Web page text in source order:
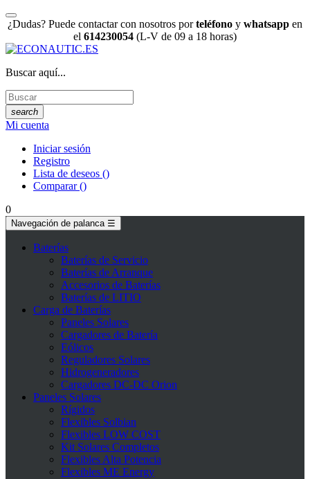
¿Dudas? Puede contactar con nosotros porteléfono y whatsapp en
el 614230054 (L-V de 09 a 18 horas)
Buscar aquí...
search
Mi cuenta
Iniciar sesión
Registro
Lista de deseos ()
Comparar()
0
Navegación de palanca ☰
Baterías
Baterías de Servicio
Baterías de Arranque
Accesorios de Baterías
Baterías de LITIO
Carga de Baterías
Paneles Solares
Cargadores de Batería
Eólicos
Reguladores Solares
Hidrogeneradores
Cargadores DC-DC Orion
Paneles Solares
Rígidos
Flexibles Solbian
Flexibles LOW COST
Kit Solares Completos
Flexibles Alta Potencia
Flexibles ME Energy